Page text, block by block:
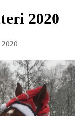
2020
2020